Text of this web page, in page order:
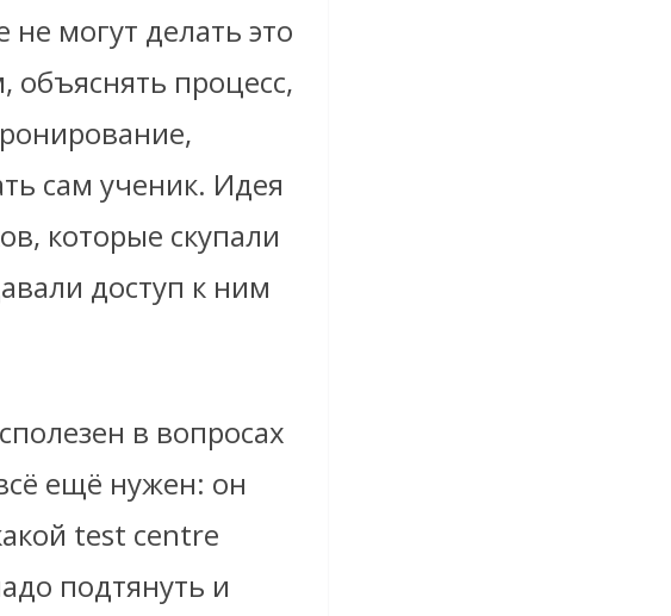
могут делать это
объяснять процесс,
сам ученик. Идея
которые скупали
доступ к ним
в вопросах
ещё нужен: он
test centre
подтянуть и